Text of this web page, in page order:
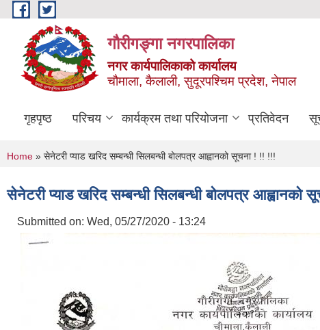
Skip to main content
गौरीगङ्गा नगरपालिका
नगर कार्यपालिकाको कार्यालय
चौमाला, कैलाली, सुदूरपश्चिम प्रदेश, नेपाल
गृहपृष्ठ परिचय कार्यक्रम तथा परियोजना प्रतिवेदन
You are here
Home » सेनेटरी प्याड खरिद सम्बन्धी सिलबन्धी बोलपत्र आह्वानको सूचना ! !! !!!
सेनेटरी प्याड खरिद सम्बन्धी सिलबन्धी बोलपत्र आह्वानको
Submitted on: Wed, 05/27/2020 - 13:24